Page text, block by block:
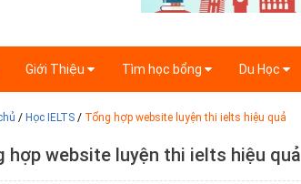
Giới Thiệu Tìm học bổng Du Học
/ Học IELTS / Tổng hợp website luyện thi ielts hiệu quả
hợp website luyện thi ielts hiệu quả